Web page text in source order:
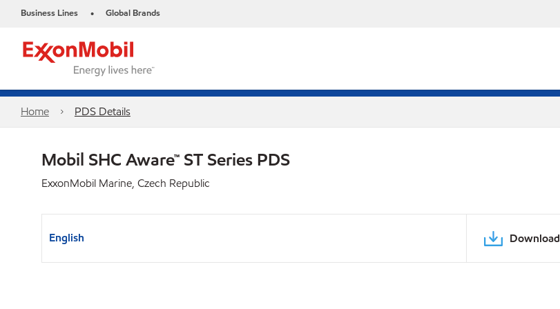
Business Lines • Global Brands
Home PDS Details
Mobil SHC Aware™ ST Series PDS
ExxonMobil Marine, Czech Republic
English Download